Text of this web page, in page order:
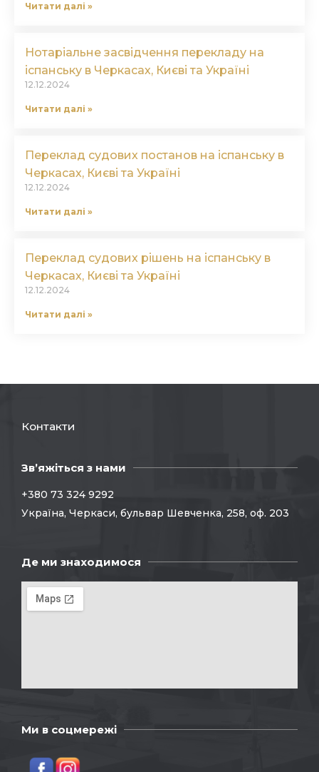
Читати далі »
Нотаріальне засвідчення перекладу на
іспанську в Черкасах, Києві та Україні
12.12.2024
Читати далі »
Переклад судових постанов на іспанську в
Черкасах, Києві та Україні
12.12.2024
Читати далі »
Переклад судових рішень на іспанську в
Черкасах, Києві та Україні
12.12.2024
Читати далі »
Контакти
Зв’яжіться з нами
+380 73 324 9292
Україна, Черкаси, бульвар Шевченка, 258, оф. 203
Де ми знаходимося
Ми в соцмережі